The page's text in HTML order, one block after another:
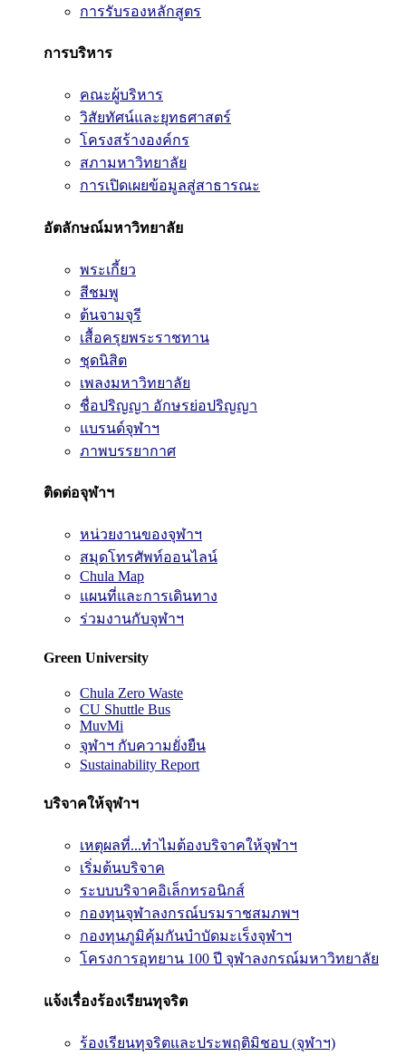
การรับรองหลักสูตร
การบริหาร
คณะผู้บริหาร
วิสัยทัศน์และยุทธศาสตร์
โครงสร้างองค์กร
สภามหาวิทยาลัย
การเปิดเผยข้อมูลสู่สาธารณะ
อัตลักษณ์มหาวิทยาลัย
พระเกี้ยว
สีชมพู
ต้นจามจุรี
เสื้อครุยพระราชทาน
ชุดนิสิต
เพลงมหาวิทยาลัย
ชื่อปริญญา อักษรย่อปริญญา
แบรนด์จุฬาฯ
ภาพบรรยากาศ
ติดต่อจุฬาฯ
หน่วยงานของจุฬาฯ
สมุดโทรศัพท์ออนไลน์
Chula Map
แผนที่และการเดินทาง
ร่วมงานกับจุฬาฯ
Green University
Chula Zero Waste
CU Shuttle Bus
MuvMi
จุฬาฯ กับความยั่งยืน
Sustainability Report
บริจาคให้จุฬาฯ
เหตุผลที่...ทำไมต้องบริจาคให้จุฬาฯ
เริ่มต้นบริจาค
ระบบบริจาคอิเล็กทรอนิกส์
กองทุนจุฬาลงกรณ์บรมราชสมภพฯ
กองทุนภูมิคุ้มกันบำบัดมะเร็งจุฬาฯ
โครงการอุทยาน 100 ปี จุฬาลงกรณ์มหาวิทยาลัย
แจ้งเรื่องร้องเรียนทุจริต
ร้องเรียนทุจริตและประพฤติมิชอบ (จุฬาฯ)